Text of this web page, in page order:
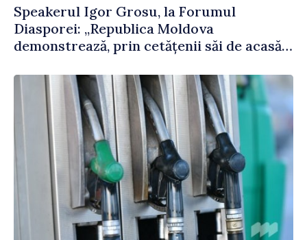
Speakerul Igor Grosu, la Forumul
Diasporei: „Republica Moldova
demonstrează, prin cetățenii săi de acasă
parte a marii familii europene”